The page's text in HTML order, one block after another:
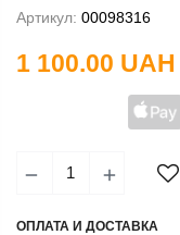
Артикул: 00098316
1 100.00 UAH
ОПЛАТА И ДОСТАВКА